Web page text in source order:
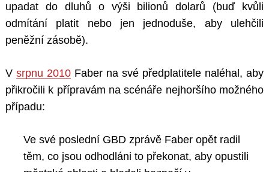
upadat do dluhů o výši bilionů dolarů (buď kvůli
odmítání platit nebo jen jednoduše, aby ulehčili
peněžní zásobě).
V srpnu 2010 Faber na své předplatitele naléhal, aby
přikročili k přípravám na scénáře nejhoršího možného
případu:
Ve své poslední GBD zprávě Faber opět radil
těm, co jsou odhodláni to překonat, aby opustili